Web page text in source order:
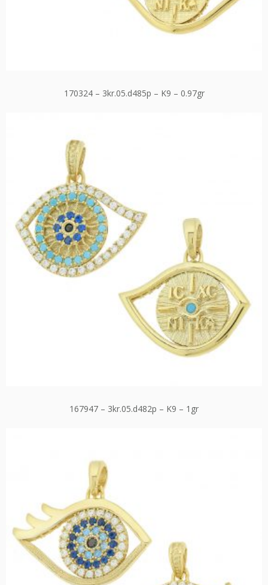
170324 – 3kr.05.d485p – K9 – 0.97gr
167947 – 3kr.05.d482p – K9 – 1gr